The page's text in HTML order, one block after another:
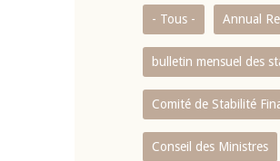
- Tous - Annual
bulletin mensuel des
Comité de Stabilité
Conseil des Ministres